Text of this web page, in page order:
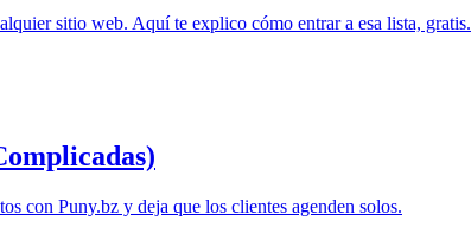
sitio web. Aquí te explico cómo entrar a esa lista, gratis.
con Puny.bz y deja que los clientes agenden solos.